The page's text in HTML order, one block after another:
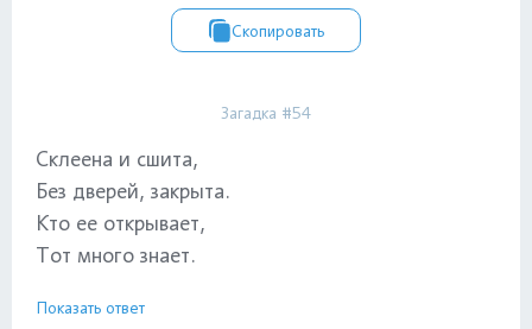
Скопировать
Загадка #54
Склеена и сшита,
Без дверей, закрыта.
Кто ее открывает,
Тот много знает.
Показать ответ